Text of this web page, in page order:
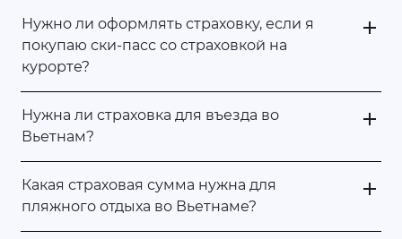
Нужно ли оформлять страховку, если я
покупаю ски-пасс со страховкой на
курорте?
Нужна ли страховка для въезда во
Вьетнам?
Какая страховая сумма нужна для
пляжного отдыха во Вьетнаме?